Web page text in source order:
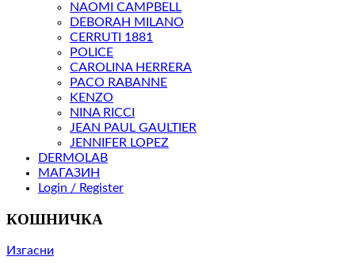
NAOMI CAMPBELL
DEBORAH MILANO
CERRUTI 1881
POLICE
CAROLINA HERRERA
PACO RABANNE
KENZO
NINA RICCI
JEAN PAUL GAULTIER
JENNIFER LOPEZ
DERMOLAB
МАГАЗИН
Login / Register
КОШНИЧКА
Изгасни